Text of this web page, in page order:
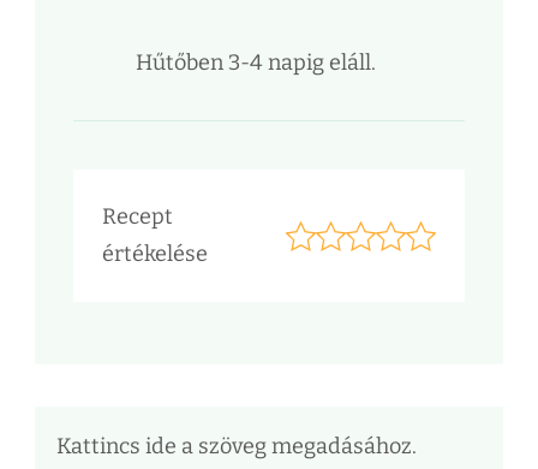
Hűtőben 3-4 napig eláll.
Recept
értékelése
Kattincs ide a szöveg megadásához.